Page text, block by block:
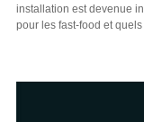
installation est devenue
pour les fast-food et